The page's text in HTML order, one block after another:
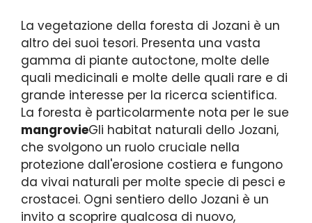
La vegetazione della foresta di Jozani è un
altro dei suoi tesori. Presenta una vasta
gamma di piante autoctone, molte delle
quali medicinali e molte delle quali rare e di
grande interesse per la ricerca scientifica.
La foresta è particolarmente nota per le sue
mangrovieGli habitat naturali dello Jozani,
che svolgono un ruolo cruciale nella
protezione dall'erosione costiera e fungono
da vivai naturali per molte specie di pesci e
crostacei. Ogni sentiero dello Jozani è un
invito a scoprire qualcosa di nuovo,